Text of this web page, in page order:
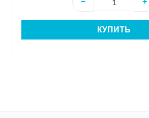
КУПИТЬ